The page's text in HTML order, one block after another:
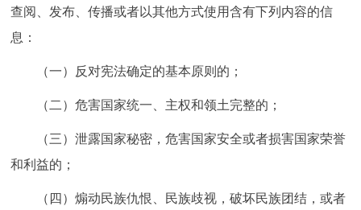
查阅、发布、传播或者以其他方式使用含有下列内容的信
息：
（一）反对宪法确定的基本原则的；
（二）危害国家统一、主权和领土完整的；
（三）泄露国家秘密，危害国家安全或者损害国家荣誉
和利益的；
（四）煽动民族仇恨、民族歧视，破坏民族团结，或者